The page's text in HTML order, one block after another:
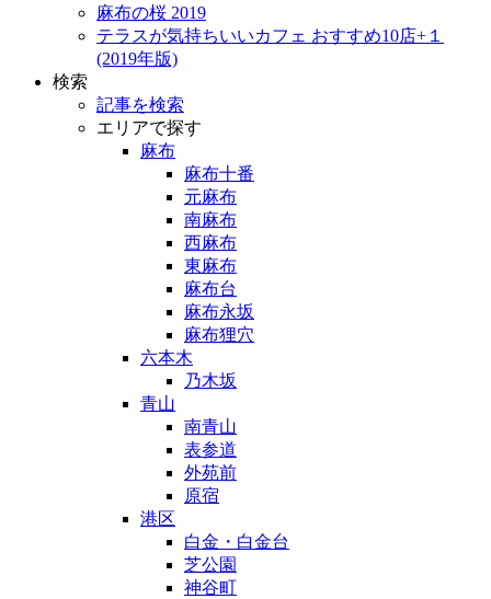
麻布の桜 2019
テラスが気持ちいいカフェ おすすめ10店+１
(2019年版)
検索
記事を検索
エリアで探す
麻布
麻布十番
元麻布
南麻布
西麻布
東麻布
麻布台
麻布永坂
麻布狸穴
六本木
乃木坂
青山
南青山
表参道
外苑前
原宿
港区
白金・白金台
芝公園
神谷町